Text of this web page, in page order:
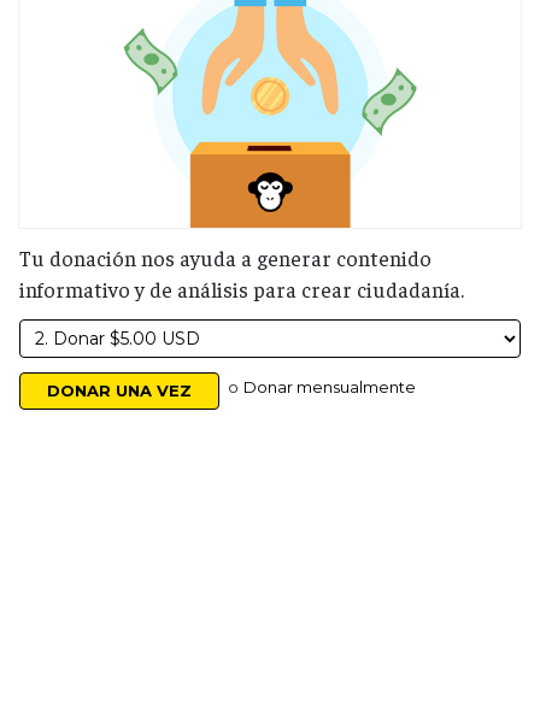
Tu donación nos ayuda a generar contenido
informativo y de análisis para crear ciudadanía.
o Donar mensualmente